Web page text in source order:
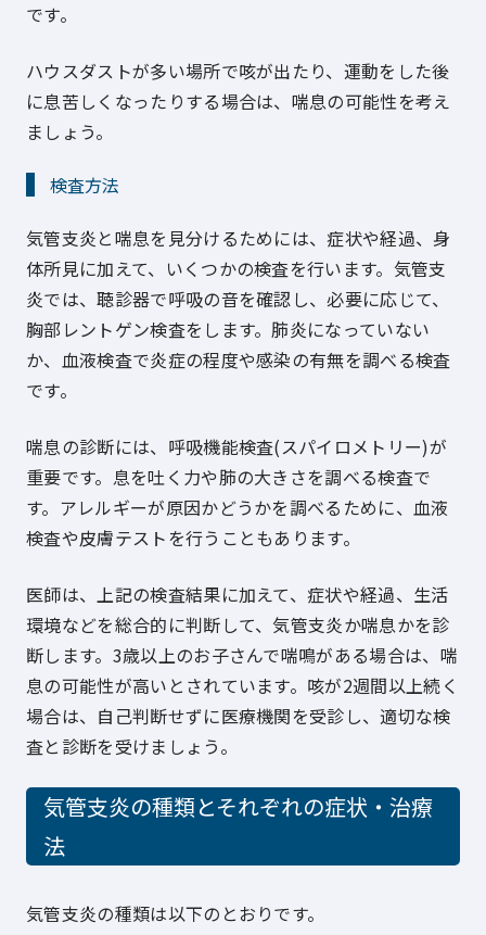
です。
ハウスダストが多い場所で咳が出たり、運動をした後
に息苦しくなったりする場合は、喘息の可能性を考え
ましょう。
検査方法
気管支炎と喘息を見分けるためには、症状や経過、身
体所見に加えて、いくつかの検査を行います。気管支
炎では、聴診器で呼吸の音を確認し、必要に応じて、
胸部レントゲン検査をします。肺炎になっていない
か、血液検査で炎症の程度や感染の有無を調べる検査
です。
喘息の診断には、呼吸機能検査(スパイロメトリー)が
重要です。息を吐く力や肺の大きさを調べる検査で
す。アレルギーが原因かどうかを調べるために、血液
検査や皮膚テストを行うこともあります。
医師は、上記の検査結果に加えて、症状や経過、生活
環境などを総合的に判断して、気管支炎か喘息かを診
断します。3歳以上のお子さんで喘鳴がある場合は、喘
息の可能性が高いとされています。咳が2週間以上続く
場合は、自己判断せずに医療機関を受診し、適切な検
査と診断を受けましょう。
気管支炎の種類とそれぞれの症状・治療
法
気管支炎の種類は以下のとおりです。